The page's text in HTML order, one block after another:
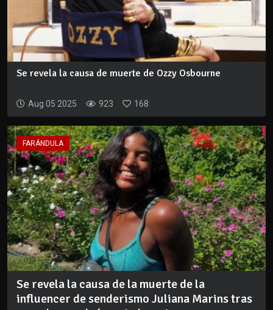
Se revela la causa de muerte de Ozzy Osbourne
Aug 05 2025 923 168
FARÁNDULA
Se revela la causa de la muerte de la
influencer de senderismo Juliana Marins tras